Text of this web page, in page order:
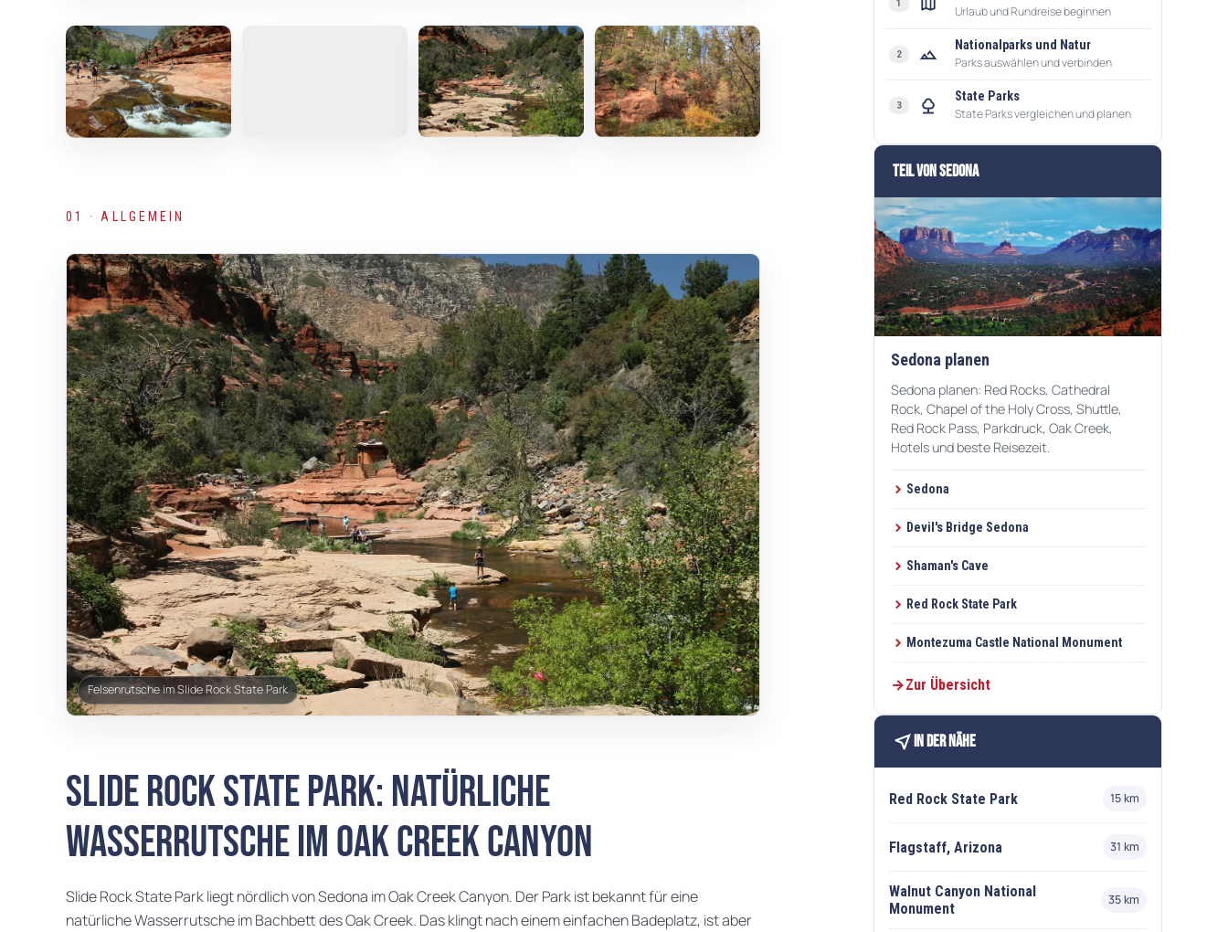
01 · ALLGEMEIN
Felsenrutsche im Slide Rock State Park
Slide Rock State Park: natürliche
Wasserrutsche im Oak Creek Canyon
Slide Rock State Park liegt nördlich von Sedona im Oak Creek Canyon. Der Park ist bekannt für eine
natürliche Wasserrutsche im Bachbett des Oak Creek. Das klingt nach einem einfachen Badeplatz, ist aber
1
Urlaub und Rundreise beginnen
2 landscape
Nationalparks und Natur
Parks auswählen und verbinden
3 nature
State Parks
State Parks vergleichen und planen
Teil von Sedona
Sedona planen
Sedona planen: Red Rocks, Cathedral
Rock, Chapel of the Holy Cross, Shuttle,
Red Rock Pass, Parkdruck, Oak Creek,
Hotels und beste Reisezeit.
Sedona
Devil's Bridge Sedona
Shaman's Cave
Red Rock State Park
Montezuma Castle National Monument
Zur Übersicht
near_meIn der Nähe
Red Rock State Park 15 km
Flagstaff, Arizona 31 km
Walnut Canyon National
Monument
35 km